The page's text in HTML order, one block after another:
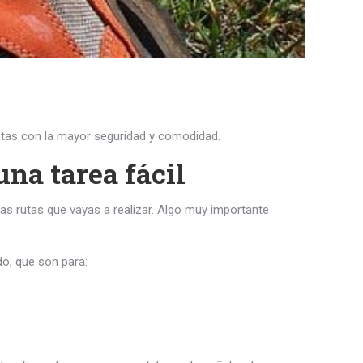
con la mayor seguridad y comodidad.
tarea fácil
rutas que vayas a realizar. Algo muy importante
que son para: